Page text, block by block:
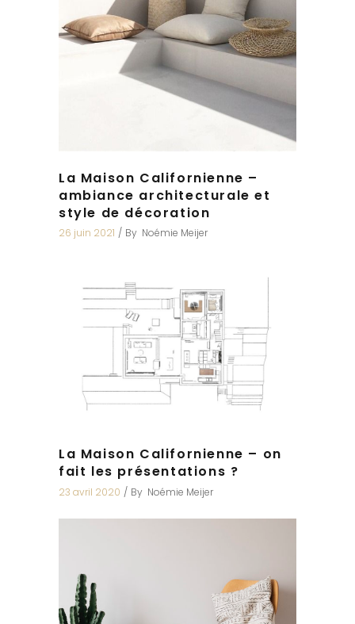
La Maison Californienne –
ambiance architecturale et
style de décoration
26 juin 2021 By Noémie Meijer
La Maison Californienne – on
fait les présentations ?
23 avril 2020 By Noémie Meijer